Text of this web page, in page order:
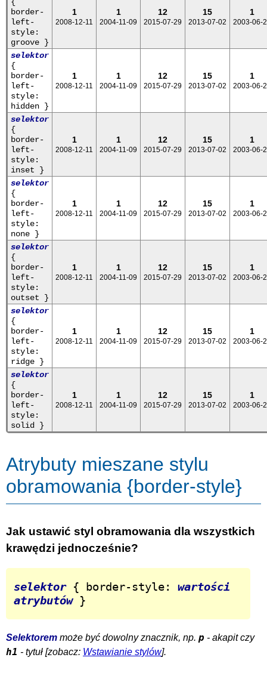
border-
left-
style:
groove }
1
2008-12-11
1
2004-11-09
12
2015-07-29
15
2013-07-02
1
2003-06-
selektor
{
border-
left-
style:
hidden }
1
2008-12-11
1
2004-11-09
12
2015-07-29
15
2013-07-02
1
2003-06-
selektor
{
border-
left-
style:
inset }
1
2008-12-11
1
2004-11-09
12
2015-07-29
15
2013-07-02
1
2003-06-
selektor
{
border-
left-
style:
none }
1
2008-12-11
1
2004-11-09
12
2015-07-29
15
2013-07-02
1
2003-06-
selektor
{
border-
left-
style:
outset }
1
2008-12-11
1
2004-11-09
12
2015-07-29
15
2013-07-02
1
2003-06-
selektor
{
border-
left-
style:
ridge }
1
2008-12-11
1
2004-11-09
12
2015-07-29
15
2013-07-02
1
2003-06-
selektor
{
border-
left-
style:
solid }
1
2008-12-11
1
2004-11-09
12
2015-07-29
15
2013-07-02
1
2003-06-
Atrybuty mieszane stylu
obramowania {border-style}
Jak ustawić styl obramowania dla wszystkich
krawędzi jednocześnie?
selektor { border-style: wartości
atrybutów }
Selektorem może być dowolny znacznik, np. p - akapit czy
h1 - tytuł [zobacz: Wstawianie stylów].